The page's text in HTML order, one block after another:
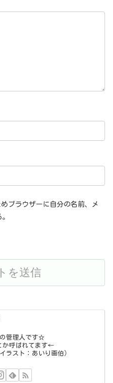
ブラウザーに自分の名前、メ
管理人です☆
か呼ばれてます←
ラスト：あいり画伯）